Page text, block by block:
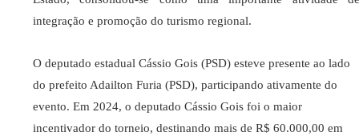
integração e promoção do turismo regional.
O deputado estadual Cássio Gois (PSD) esteve presente ao lado
do prefeito Adailton Furia (PSD), participando ativamente do
evento. Em 2024, o deputado Cássio Gois foi o maior
incentivador do torneio, destinando mais de R$ 60.000,00 em